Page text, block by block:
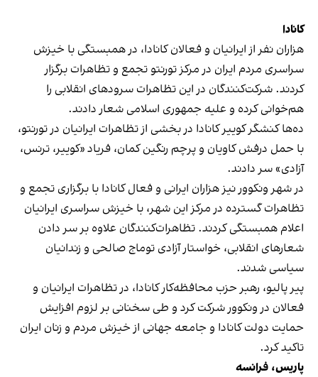
کانادا
هزاران نفر از ایرانیان و فعالان کانادا، در همبستگی با خیزش
سراسری مردم ایران در مرکز تورنتو تجمع و تظاهرات برگزار
کردند. شرکت‌کنندگان در این تظاهرات سرودهای انقلابی را
هم‌خوانی کرده و علیه جمهوری اسلامی شعار دادند.
ده‌ها کنشگر کوییر کانادا در بخشی از تظاهرات ایرانیان در تورنتو،
با حمل درفش کاویان و پرچم رنگین کمان، فریاد «کوییر، ترنس،
آزادی» سر دادند.
در شهر ونکوور نیز هزاران ایرانی و فعال کانادا با برگزاری تجمع و
تظاهرات گسترده در مرکز این شهر، با خیزش سراسری ایرانیان
اعلام همبستگی کردند. تظاهرات‌کنندگان علاوه بر سر دادن
شعارهای انقلابی، خواستار آزادی توماج صالحی و زندانیان
سیاسی شدند.
پیر پالیو، رهبر حزب محافظه‌کار کانادا، در تظاهرات ایرانیان و
فعالان در ونکوور شرکت کرد و طی سخنانی بر لزوم افزایش
حمایت دولت کانادا و جامعه جهانی از خیزش مردم و زنان ایران
تاکید کرد.
پاریس، فرانسه